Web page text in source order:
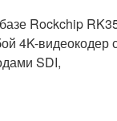
Rockchip
4K-видеокодер
SDI,